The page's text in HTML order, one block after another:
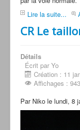
Lire la suite...
CR Le
Détails
Écrit par Yo
Création : 11
Affichages :
Par Niko le lundi, 8